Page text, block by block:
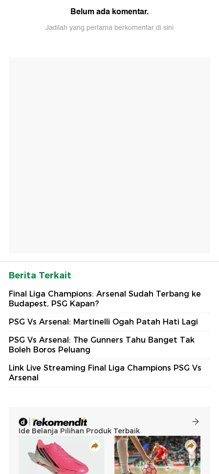
Belum ada komentar.
Jadilah yang pertama berkomentar di sini
Berita Terkait
Final Liga Champions: Arsenal Sudah Terbang ke
Budapest, PSG Kapan?
PSG Vs Arsenal: Martinelli Ogah Patah Hati Lagi
PSG Vs Arsenal: The Gunners Tahu Banget Tak
Boleh Boros Peluang
Link Live Streaming Final Liga Champions PSG Vs
Arsenal